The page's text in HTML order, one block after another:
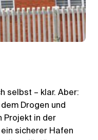
selbst – klar. Aber:
Drogen und
Projekt in der
sicherer Hafen